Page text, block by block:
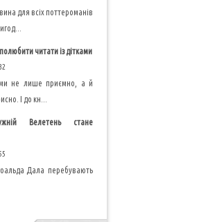
для всіх поттероманів
читати із дітками
не лише приємно, а й
І до кн...
Велетень стане
Дала перебувають